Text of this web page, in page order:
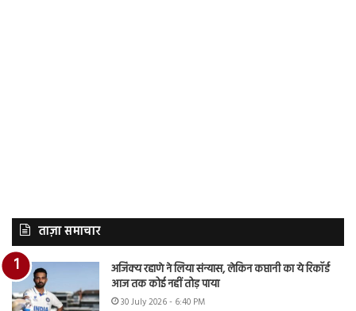
ताज़ा समाचार
अजिंक्य रहाणे ने लिया संन्यास, लेकिन कप्तानी का ये रिकॉर्ड
आज तक कोई नहीं तोड़ पाया
30 July 2026 - 6:40 PM